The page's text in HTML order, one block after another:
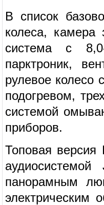
В список
колеса, камера
система с
парктроник,
рулевое колесо
подогревом,
системой
приборов.
Топовая
панорамным
электрическим